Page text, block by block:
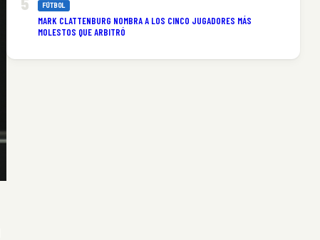
FÚTBOL
MARK CLATTENBURG NOMBRA A LOS CINCO JUGADORES MÁS
MOLESTOS QUE ARBITRÓ